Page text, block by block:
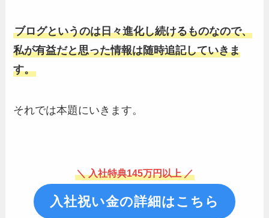
ブログというのは日々進化し続けるものなので、
私が有益だと思った情報は随時追記していきま
す。
それでは本題にいきます。
＼ 入社特典145万円以上 ／
入社祝い金の詳細はこちら